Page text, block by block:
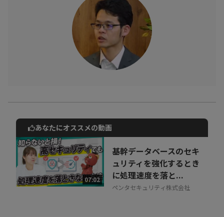
本動画では、ネットワークの設計構築からクラウドシフトまで幅
広い案件に従事されている 千代 颯大 氏（株式会社NTTデータ ウ
ェーブ ICTソリューション事業部 デジタルプラットフォーム部 主
担当）をお招きし、一括切替の不安を解消する「段階移行」のロ
ードマップや、運用負荷を構造的に減らすための構成判断のポイ
動画でご紹介しているサービスについて
お気軽にご相談・ご質問いただけます！
30秒でお申し込み可能
相談を希望する 無料
あなたにオススメの動画
07:02
基幹データベースのセキ
ュリティを強化するとき
に処理速度を落と...
ペンタセキュリティ株式会社